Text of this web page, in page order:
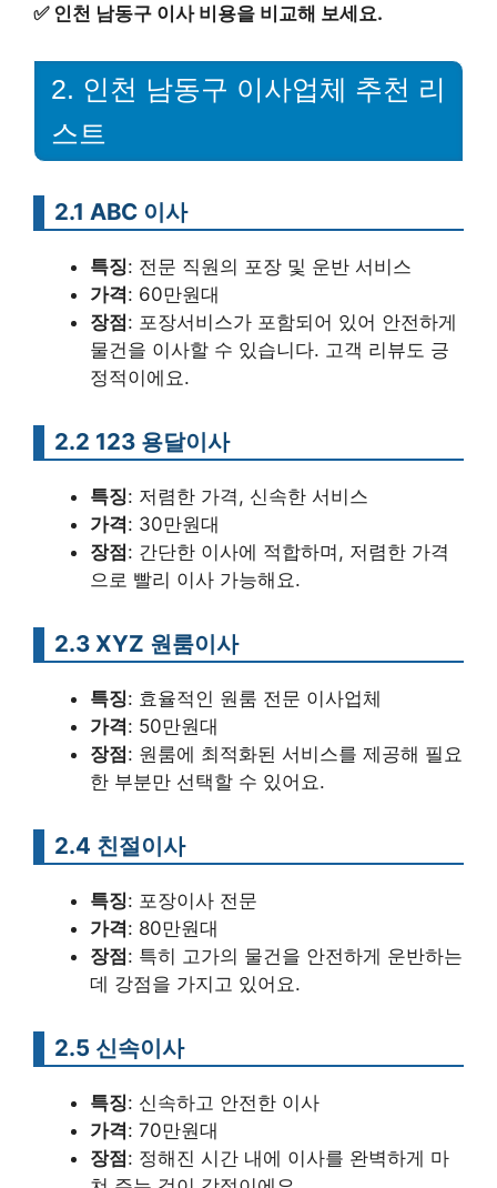
✅ 인천 남동구 이사 비용을 비교해 보세요.
2. 인천 남동구 이사업체 추천 리
스트
2.1 ABC 이사
특징: 전문 직원의 포장 및 운반 서비스
가격: 60만원대
장점: 포장서비스가 포함되어 있어 안전하게
물건을 이사할 수 있습니다. 고객 리뷰도 긍
정적이에요.
2.2 123 용달이사
특징: 저렴한 가격, 신속한 서비스
가격: 30만원대
장점: 간단한 이사에 적합하며, 저렴한 가격
으로 빨리 이사 가능해요.
2.3 XYZ 원룸이사
특징: 효율적인 원룸 전문 이사업체
가격: 50만원대
장점: 원룸에 최적화된 서비스를 제공해 필요
한 부분만 선택할 수 있어요.
2.4 친절이사
특징: 포장이사 전문
가격: 80만원대
장점: 특히 고가의 물건을 안전하게 운반하는
데 강점을 가지고 있어요.
2.5 신속이사
특징: 신속하고 안전한 이사
가격: 70만원대
장점: 정해진 시간 내에 이사를 완벽하게 마